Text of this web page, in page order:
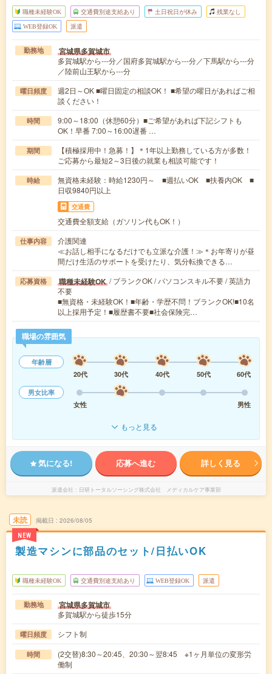
職種未経験OK 交通費別途支給あり 土日祝日が休み 残業なし
WEB登録OK 派遣
勤務地 宮城県多賀城市
多賀城駅から---分／国府多賀城駅から---分／下馬駅から---分
／陸前山王駅から---分
曜日頻度
週2日～OK ■曜日固定の相談OK！ ■希望の曜日があればご相
談ください！
時間
9:00～18:00（休憩60分）■ご希望があれば下記シフトも
OK！早番 7:00～16:00遅番 …
期間
【積極採用中！急募！】＊1年以上勤務している方が多数！
ご応募から最短2～3日後の就業も相談可能です！
時給
無資格未経験：時給1230円～ ■週払いOK ■扶養内OK ■
日収9840円以上
交通費
交通費全額支給（ガソリン代もOK！）
仕事内容
介護関連
≪お話し相手になるだけでも立派な介護！≫＊お年寄りが昼
間だけ生活のサポートを受けたり、気分転換できる…
応募資格 職種未経験OK / ブランクOK / パソコンスキル不要 / 英語力
不要
■無資格・未経験OK！■年齢・学歴不問！ブランクOK!■10名
以上採用予定！■履歴書不要■社会保険完…
職場の雰囲気
年齢層
20代
30代 40代 50代
60代
男女比率
女性
男性
もっと見る
気になる! 応募へ進む 詳しく見る
派遣会社 日研トータルソーシング株式会社 メディカルケア事業部
未読
NEW
掲載日 2026/08/05
製造マシンに部品のセット/日払いOK
職種未経験OK 交通費別途支給あり WEB登録OK 派遣
勤務地 宮城県多賀城市
多賀城駅から徒歩15分
曜日頻度 シフト制
時間
(2交替)8:30～20:45、20:30～翌8:45 ※1ヶ月単位の変形労
働制